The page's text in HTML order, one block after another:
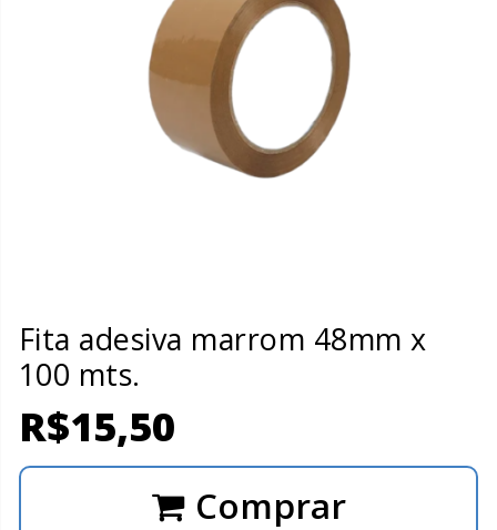
Fita adesiva marrom 48mm x
100 mts.
R$15,50
Comprar